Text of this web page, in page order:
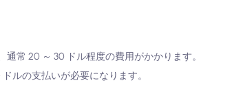
常 20 ～ 30 ドル程度の費用がかかります。
ルの支払いが必要になります。